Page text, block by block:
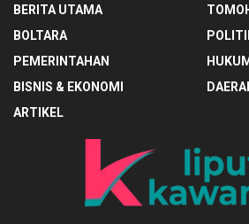
BERITA UTAMA
BOLTARA
PEMERINTAHAN
BISNIS & EKONOMI
ARTIKEL